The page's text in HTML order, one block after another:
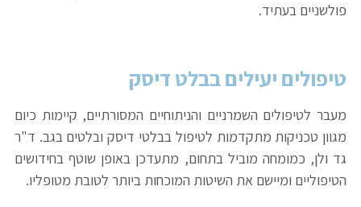
פולשניים בעתיד.
טיפולים יעילים בבלט דיסק
מעבר לטיפולים השמרניים והניתוחיים המסורתיים, קיימות כיום
מגוון טכניקות מתקדמות לטיפול בבלטי דיסק ובלטים בגב. ד"ר
גד ולן, כמומחה מוביל בתחום, מתעדכן באופן שוטף בחידושים
הטיפוליים ומיישם את השיטות המוכחות ביותר לטובת מטופליו.